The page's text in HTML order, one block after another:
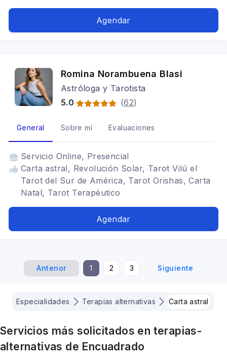
Agendar
Romina Norambuena Blasi
Astróloga y Tarotista
5.0
(62)
General Sobre mí Evaluaciones
Servicio Online, Presencial
Carta astral, Revolución Solar, Tarot Vilú el
Tarot del Sur de América, Tarot Orishas, Carta
Natal, Tarot Terapéutico
Agendar
Anterior 1 2 3 Siguiente
Especialidades Terapias alternativas Carta astral
Servicios más solicitados en terapias-
alternativas de Encuadrado